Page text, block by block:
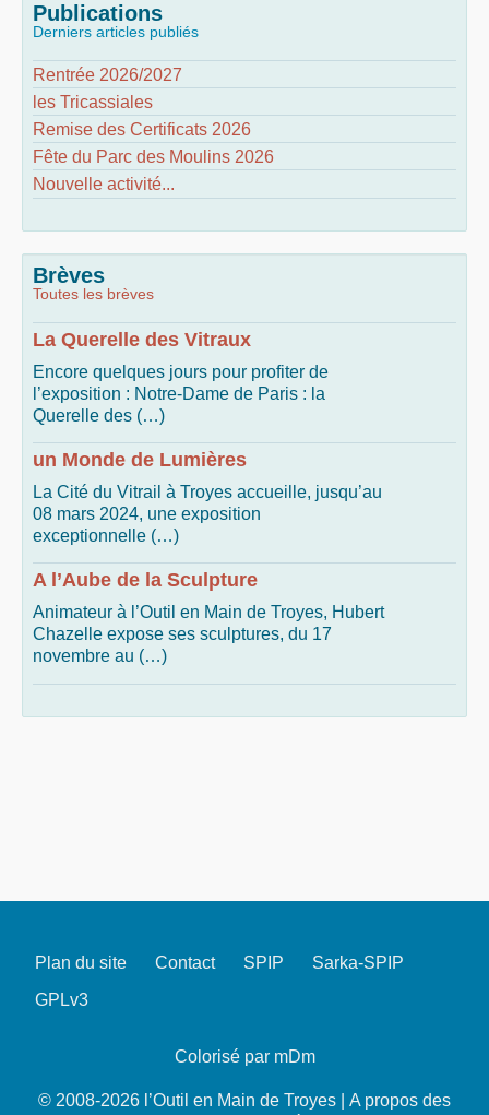
Publications
Derniers articles publiés
Rentrée 2026/2027
les Tricassiales
Remise des Certificats 2026
Fête du Parc des Moulins 2026
Nouvelle activité...
Brèves
Toutes les brèves
La Querelle des Vitraux
Encore quelques jours pour profiter de
l’exposition : Notre-Dame de Paris : la
Querelle des (…)
un Monde de Lumières
La Cité du Vitrail à Troyes accueille, jusqu’au
08 mars 2024, une exposition
exceptionnelle (…)
A l’Aube de la Sculpture
Animateur à l’Outil en Main de Troyes, Hubert
Chazelle expose ses sculptures, du 17
novembre au (…)
Plan du site Contact SPIP
Sarka-SPIP
GPLv3
Colorisé par mDm
© 2008-2026 l’Outil en Main de Troyes | A propos des